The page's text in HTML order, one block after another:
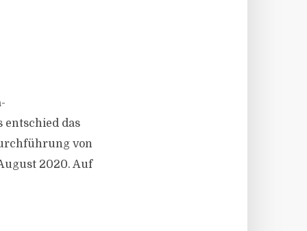
das
von
2020. Auf